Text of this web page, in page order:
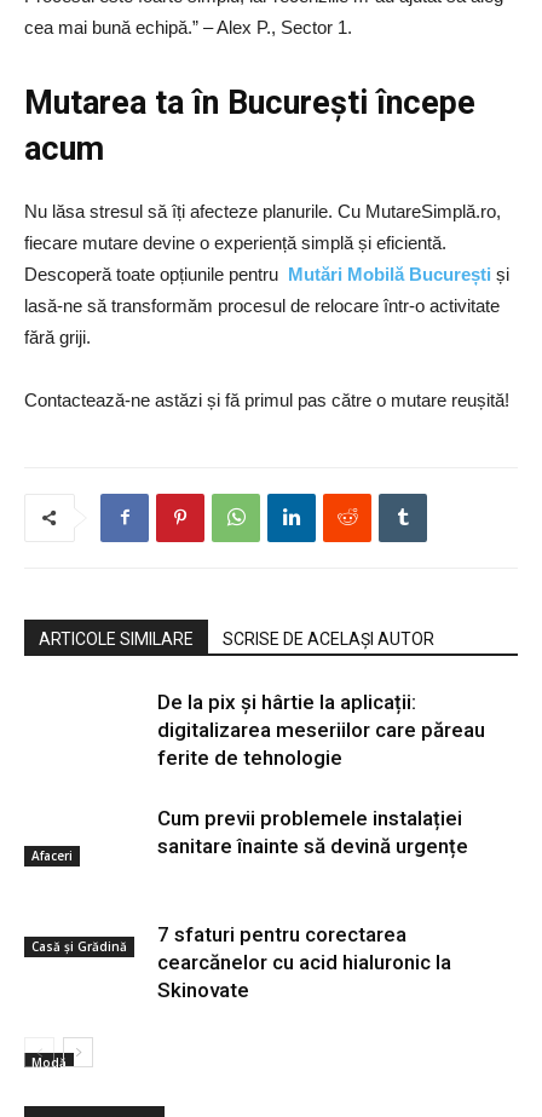
cea mai bună echipă.” – Alex P., Sector 1.
Mutarea ta în București începe
acum
Nu lăsa stresul să îți afecteze planurile. Cu MutareSimplă.ro,
fiecare mutare devine o experiență simplă și eficientă.
Descoperă toate opțiunile pentru Mutări Mobilă București și
lasă-ne să transformăm procesul de relocare într-o activitate
fără griji.
Contactează-ne astăzi și fă primul pas către o mutare reușită!
ARTICOLE SIMILARE SCRISE DE ACELAȘI AUTOR
Afaceri
De la pix şi hârtie la aplicații:
digitalizarea meseriilor care păreau
ferite de tehnologie
Casă și Grădină
Cum previi problemele instalației
sanitare înainte să devină urgențe
Modă
7 sfaturi pentru corectarea
cearcănelor cu acid hialuronic la
Skinovate